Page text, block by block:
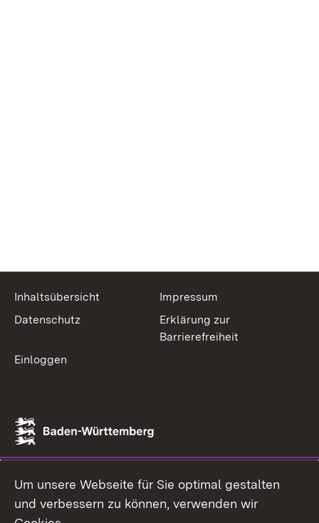
Inhaltsübersicht
Impressum
Datenschutz
Erklärung zur
Barrierefreiheit
Einloggen
Um unsere Webseite für Sie optimal gestalten
und verbessern zu können, verwenden wir